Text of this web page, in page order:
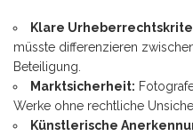
Klare
müsste differenzieren
Beteiligung.
Marktsicherheit:
Werke ohne rechtliche
Künstlerische